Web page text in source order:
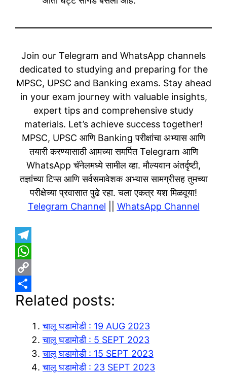
Join our Telegram and WhatsApp channels
dedicated to studying and preparing for the
MPSC, UPSC and Banking exams. Stay ahead
in your exam journey with valuable insights,
expert tips and comprehensive study
materials. Let’s achieve success together!
MPSC, UPSC आणि Banking परीक्षांचा अभ्यास आणि
तयारी करण्यासाठी आमच्या समर्पित Telegram आणि
WhatsApp चॅनेलमध्ये सामील व्हा. मौल्यवान अंतर्दृष्टी,
तज्ञांच्या टिप्स आणि सर्वसमावेशक अभ्यास सामग्रीसह तुमच्या
परीक्षेच्या प्रवासात पुढे रहा. चला एकत्र यश मिळवूया!
Telegram Channel
WhatsApp Channel
T
e
e
W
h
a
C
o
S
Related posts:
चालू घडामोडी : 19 AUG 2023
चालू घडामोडी : 5 SEPT 2023
चालू घडामोडी : 15 SEPT 2023
चालू घडामोडी : 23 SEPT 2023